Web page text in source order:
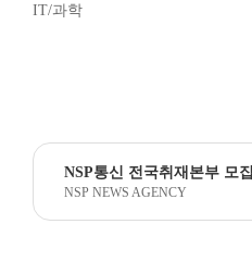
IT/과학
NSP통신 전국취재본부 모집
NSP NEWS AGENCY